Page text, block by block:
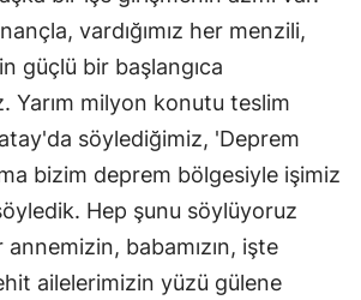
vardığımız her menzili,
güçlü bir başlangıca
Yarım milyon konutu teslim
söylediğimiz, 'Deprem
bizim deprem bölgesiyle işimiz
Hep şunu söylüyoruz
babamızın, işte
ailelerimizin yüzü gülene